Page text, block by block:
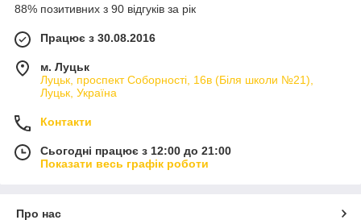
88% позитивних з 90 відгуків за рік
Працює з 30.08.2016
м. Луцьк
Луцьк, проспект Соборності, 16в (Біля школи №21),
Луцьк, Україна
Контакти
Сьогодні працює з 12:00 до 21:00
Показати весь графік роботи
Про нас